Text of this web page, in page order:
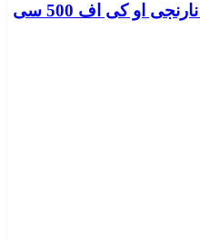
اسموتی مولتی ویتامین نارنجی او کی اف 500 سی